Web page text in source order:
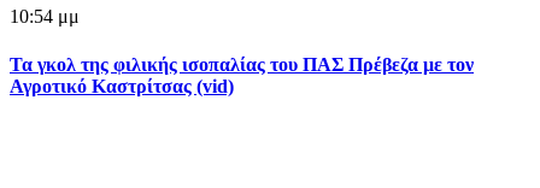
10:54 μμ
Τα γκολ της φιλικής ισοπαλίας του ΠΑΣ Πρέβεζα με τον
Αγροτικό Καστρίτσας (vid)